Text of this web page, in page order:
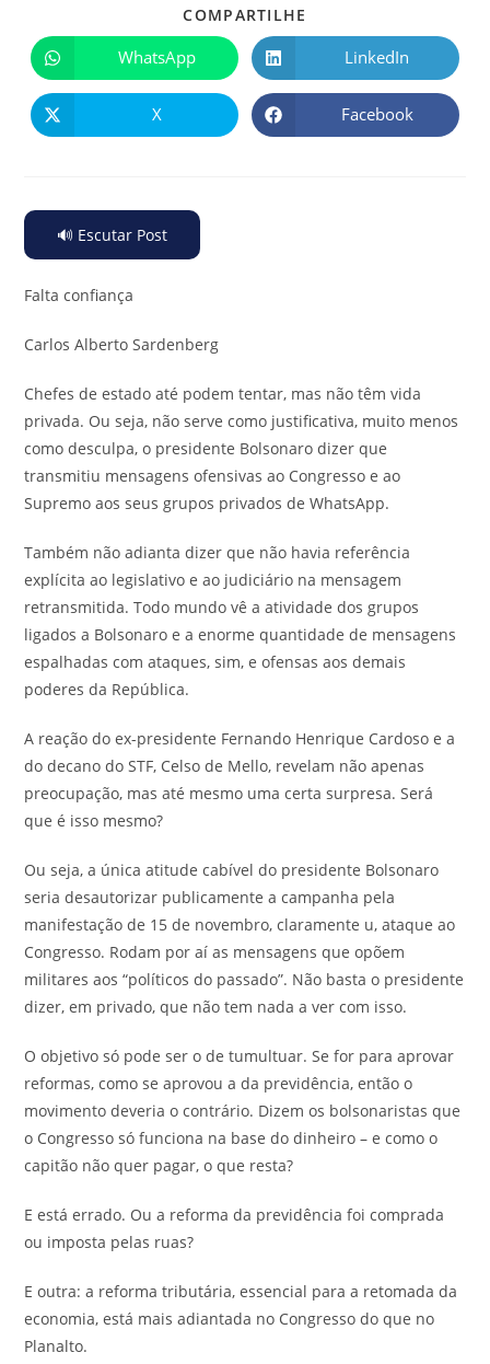
COMPARTILHE
WhatsApp LinkedIn
X Facebook
🔊 Escutar Post
Falta confiança
Carlos Alberto Sardenberg
Chefes de estado até podem tentar, mas não têm vida
privada. Ou seja, não serve como justificativa, muito menos
como desculpa, o presidente Bolsonaro dizer que
transmitiu mensagens ofensivas ao Congresso e ao
Supremo aos seus grupos privados de WhatsApp.
Também não adianta dizer que não havia referência
explícita ao legislativo e ao judiciário na mensagem
retransmitida. Todo mundo vê a atividade dos grupos
ligados a Bolsonaro e a enorme quantidade de mensagens
espalhadas com ataques, sim, e ofensas aos demais
poderes da República.
A reação do ex-presidente Fernando Henrique Cardoso e a
do decano do STF, Celso de Mello, revelam não apenas
preocupação, mas até mesmo uma certa surpresa. Será
que é isso mesmo?
Ou seja, a única atitude cabível do presidente Bolsonaro
seria desautorizar publicamente a campanha pela
manifestação de 15 de novembro, claramente u, ataque ao
Congresso. Rodam por aí as mensagens que opõem
militares aos “políticos do passado”. Não basta o presidente
dizer, em privado, que não tem nada a ver com isso.
O objetivo só pode ser o de tumultuar. Se for para aprovar
reformas, como se aprovou a da previdência, então o
movimento deveria o contrário. Dizem os bolsonaristas que
o Congresso só funciona na base do dinheiro – e como o
capitão não quer pagar, o que resta?
E está errado. Ou a reforma da previdência foi comprada
ou imposta pelas ruas?
E outra: a reforma tributária, essencial para a retomada da
economia, está mais adiantada no Congresso do que no
Planalto.